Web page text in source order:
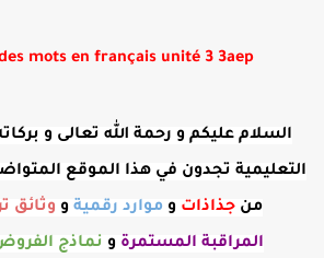
السلام عليكم و رحمة الله تعالى و
التعليمية تجدون في هذا الموقع
من جذاذات و موارد رقمية و وثائق
المراقبة المستمرة و نماذج